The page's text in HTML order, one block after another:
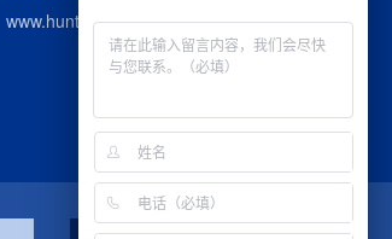
www.hunter-hr.com